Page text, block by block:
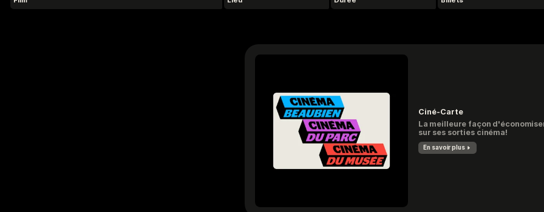
Ciné-Carte
La meilleure façon
sur ses sorties cinéma!
En savoir plus